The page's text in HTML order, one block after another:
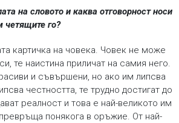
на словото и каква отговорност носи
го?
картичка на човека. Човек не може
те наистина приличат на самия него.
и съвършени, но ако им липсва
честността, те трудно достигат до
реалност и това е най-великото им
понякога в оръжие. От най-